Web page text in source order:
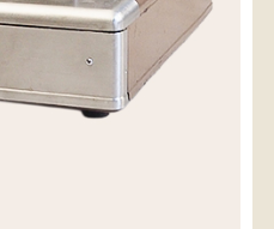
け先
ンク